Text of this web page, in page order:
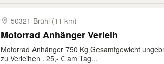
50321 Brühl (11 km)
Motorrad Anhänger Verleih
Motorrad Anhänger 750 Kg Gesamtgewicht
zu Verleihen . 25,- € am Tag...